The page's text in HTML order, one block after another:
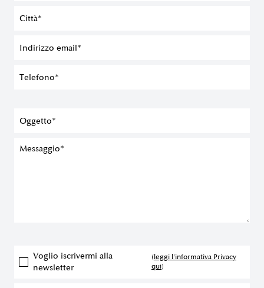
Voglio iscrivermi alla
newsletter
(leggi l'informativa Privacy
qui)